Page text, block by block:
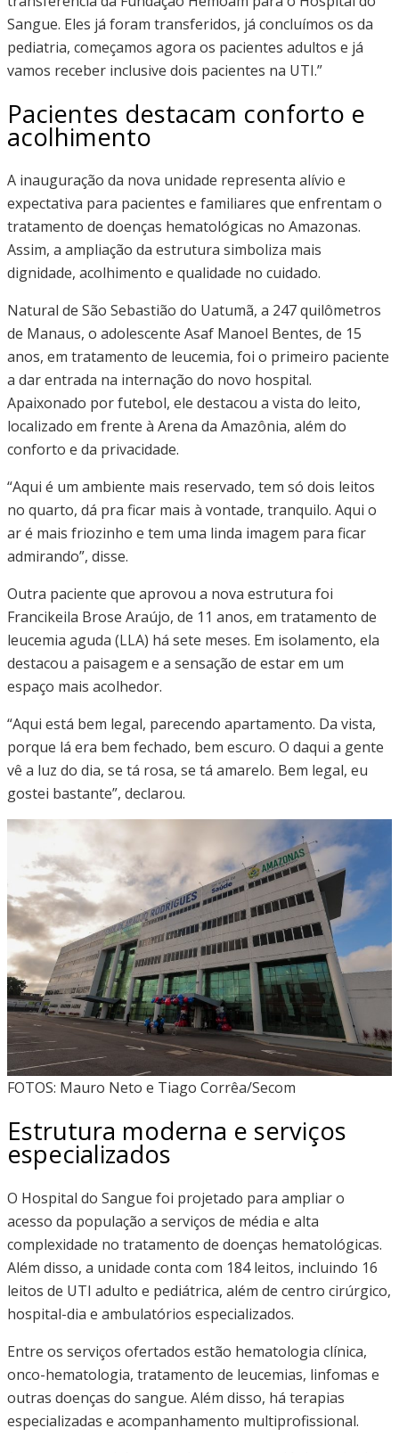
Sangue. Eles já foram transferidos, já concluímos os da
pediatria, começamos agora os pacientes adultos e já
vamos receber inclusive dois pacientes na UTI.”
Pacientes destacam conforto e
acolhimento
A inauguração da nova unidade representa alívio e
expectativa para pacientes e familiares que enfrentam o
tratamento de doenças hematológicas no Amazonas.
Assim, a ampliação da estrutura simboliza mais
dignidade, acolhimento e qualidade no cuidado.
Natural de São Sebastião do Uatumã, a 247 quilômetros
de Manaus, o adolescente Asaf Manoel Bentes, de 15
anos, em tratamento de leucemia, foi o primeiro paciente
a dar entrada na internação do novo hospital.
Apaixonado por futebol, ele destacou a vista do leito,
localizado em frente à Arena da Amazônia, além do
conforto e da privacidade.
“Aqui é um ambiente mais reservado, tem só dois leitos
no quarto, dá pra ficar mais à vontade, tranquilo. Aqui o
ar é mais friozinho e tem uma linda imagem para ficar
admirando”, disse.
Outra paciente que aprovou a nova estrutura foi
Francikeila Brose Araújo, de 11 anos, em tratamento de
leucemia aguda (LLA) há sete meses. Em isolamento, ela
destacou a paisagem e a sensação de estar em um
espaço mais acolhedor.
“Aqui está bem legal, parecendo apartamento. Da vista,
porque lá era bem fechado, bem escuro. O daqui a gente
vê a luz do dia, se tá rosa, se tá amarelo. Bem legal, eu
gostei bastante”, declarou.
FOTOS: Mauro Neto e Tiago Corrêa/Secom
Estrutura moderna e serviços
especializados
O Hospital do Sangue foi projetado para ampliar o
acesso da população a serviços de média e alta
complexidade no tratamento de doenças hematológicas.
Além disso, a unidade conta com 184 leitos, incluindo 16
leitos de UTI adulto e pediátrica, além de centro cirúrgico,
hospital-dia e ambulatórios especializados.
Entre os serviços ofertados estão hematologia clínica,
onco-hematologia, tratamento de leucemias, linfomas e
outras doenças do sangue. Além disso, há terapias
especializadas e acompanhamento multiprofissional.